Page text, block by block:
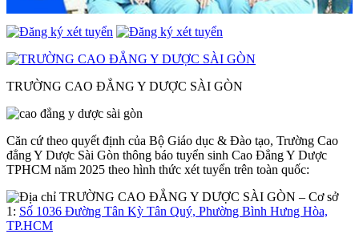
TRƯỜNG CAO ĐẲNG Y DƯỢC SÀI GÒN
Căn cứ theo quyết định của Bộ Giáo dục & Đào tạo, Trường Cao
đẳng Y Dược Sài Gòn thông báo tuyển sinh Cao Đẳng Y Dược
TPHCM năm 2025 theo hình thức xét tuyển trên toàn quốc:
– Cơ sở
1: Số 1036 Đường Tân Kỳ Tân Quý, Phường Bình Hưng Hòa,
TP.HCM